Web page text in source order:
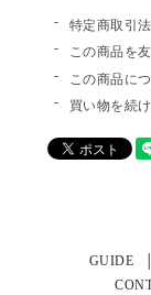
特定商取引
この商品を
この商品に
買い物を続
GUIDE